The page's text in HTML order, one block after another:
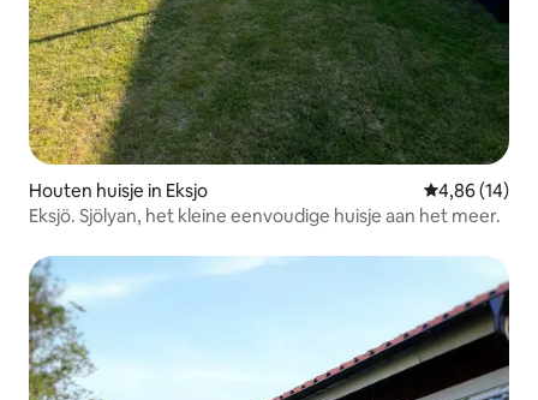
Houten huisje in Eksjo Gemiddelde
4,86 (14)
Eksjö. Sjölyan, het kleine eenvoudige huisje aan het meer.